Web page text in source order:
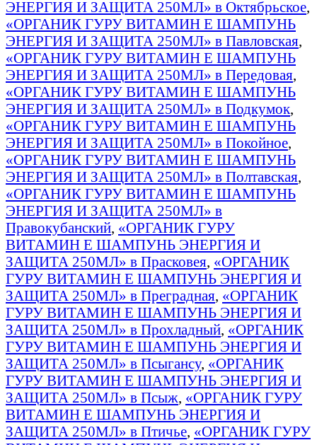
ЭНЕРГИЯ И ЗАЩИТА 250МЛ» в Октябрьское,
«ОРГАНИК ГУРУ ВИТАМИН E ШАМПУНЬ
ЭНЕРГИЯ И ЗАЩИТА 250МЛ» в Павловская,
«ОРГАНИК ГУРУ ВИТАМИН E ШАМПУНЬ
ЭНЕРГИЯ И ЗАЩИТА 250МЛ» в Передовая,
«ОРГАНИК ГУРУ ВИТАМИН E ШАМПУНЬ
ЭНЕРГИЯ И ЗАЩИТА 250МЛ» в Подкумок,
«ОРГАНИК ГУРУ ВИТАМИН E ШАМПУНЬ
ЭНЕРГИЯ И ЗАЩИТА 250МЛ» в Покойное,
«ОРГАНИК ГУРУ ВИТАМИН E ШАМПУНЬ
ЭНЕРГИЯ И ЗАЩИТА 250МЛ» в Полтавская,
«ОРГАНИК ГУРУ ВИТАМИН E ШАМПУНЬ
ЭНЕРГИЯ И ЗАЩИТА 250МЛ» в
Правокубанский, «ОРГАНИК ГУРУ
ВИТАМИН E ШАМПУНЬ ЭНЕРГИЯ И
ЗАЩИТА 250МЛ» в Прасковея, «ОРГАНИК
ГУРУ ВИТАМИН E ШАМПУНЬ ЭНЕРГИЯ И
ЗАЩИТА 250МЛ» в Преградная, «ОРГАНИК
ГУРУ ВИТАМИН E ШАМПУНЬ ЭНЕРГИЯ И
ЗАЩИТА 250МЛ» в Прохладный, «ОРГАНИК
ГУРУ ВИТАМИН E ШАМПУНЬ ЭНЕРГИЯ И
ЗАЩИТА 250МЛ» в Псыгансу, «ОРГАНИК
ГУРУ ВИТАМИН E ШАМПУНЬ ЭНЕРГИЯ И
ЗАЩИТА 250МЛ» в Псыж, «ОРГАНИК ГУРУ
ВИТАМИН E ШАМПУНЬ ЭНЕРГИЯ И
ЗАЩИТА 250МЛ» в Птичье, «ОРГАНИК ГУРУ